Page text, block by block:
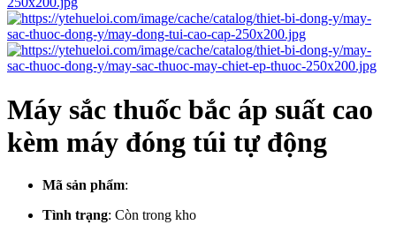
Máy sắc thuốc bắc áp suất cao
kèm máy đóng túi tự động
Mã sản phẩm:
Tình trạng: Còn trong kho